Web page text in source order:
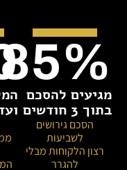
מגיעים להסכם
בתוך 3 חודשים
%
85
הסכם גירושים
לשביעות
רצון הלקוחות מבלי
להגרר